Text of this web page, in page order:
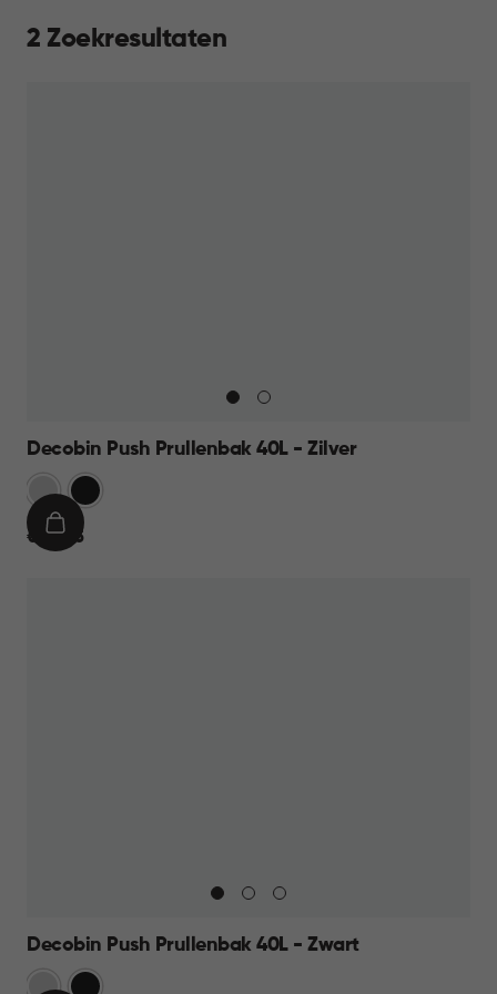
2 Zoekresultaten
Decobin Push Prullenbak 40L - Zilver
Zwart
€
€ 44,95
IN
Decobin Push Prullenbak 40L - Zwart
Zwart